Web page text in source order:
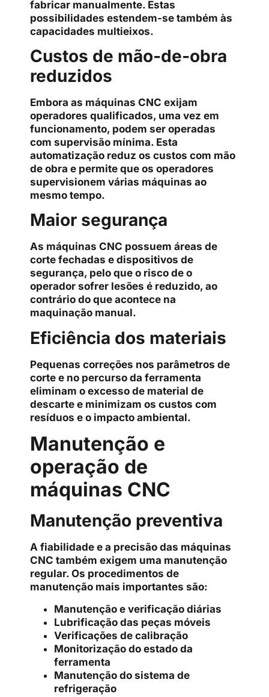
fabricar manualmente. Estas
possibilidades estendem-se também às
capacidades multieixos.
Custos de mão-de-obra
reduzidos
Embora as máquinas CNC exijam
operadores qualificados, uma vez em
funcionamento, podem ser operadas
com supervisão mínima. Esta
automatização reduz os custos com mão
de obra e permite que os operadores
supervisionem várias máquinas ao
mesmo tempo.
Maior segurança
As máquinas CNC possuem áreas de
corte fechadas e dispositivos de
segurança, pelo que o risco de o
operador sofrer lesões é reduzido, ao
contrário do que acontece na
maquinação manual.
Eficiência dos materiais
Pequenas correções nos parâmetros de
corte e no percurso da ferramenta
eliminam o excesso de material de
descarte e minimizam os custos com
resíduos e o impacto ambiental.
Manutenção e
operação de
máquinas CNC
Manutenção preventiva
A fiabilidade e a precisão das máquinas
CNC também exigem uma manutenção
regular. Os procedimentos de
manutenção mais importantes são:
Manutenção e verificação diárias
Lubrificação das peças móveis
Verificações de calibração
Monitorização do estado da
ferramenta
Manutenção do sistema de
refrigeração